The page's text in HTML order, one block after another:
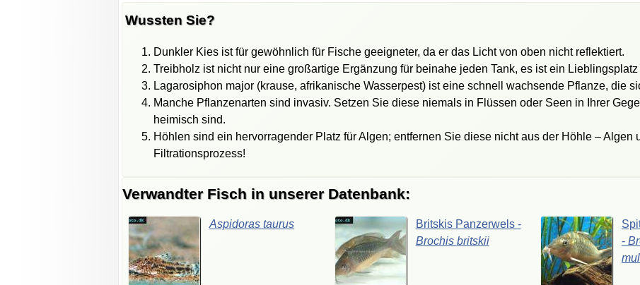
Wussten Sie?
Dunkler Kies ist für gewöhnlich für Fische geeigneter, da er das Licht von oben nicht reflektiert.
Treibholz ist nicht nur eine großartige Ergänzung für beinahe jeden Tank, es ist ein
Lagarosiphon major (krause, afrikanische Wasserpest) ist eine schnell wachsende Pflanze, die
Manche Pflanzenarten sind invasiv. Setzen Sie diese niemals in Flüssen oder Seen in Ihrer
heimisch sind.
Höhlen sind ein hervorragender Platz für Algen; entfernen Sie diese nicht aus der Höhle – Algen
Filtrationsprozess!
Verwandter Fisch in unserer Datenbank:
Aspidorastaurus Britskis Panzerwels -
Brochis britskii
-